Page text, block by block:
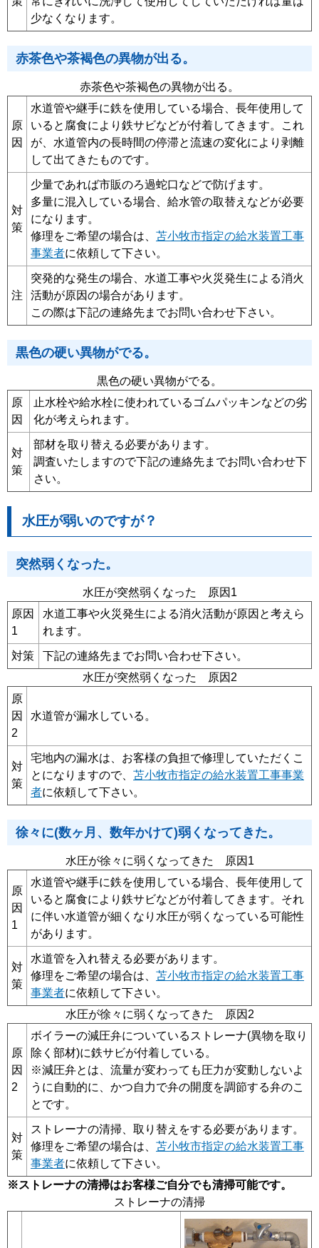
少なくなります。
赤茶色や茶褐色の異物が出る。
赤茶色や茶褐色の異物が出る。
原
因
水道管や継手に鉄を使用している場合、長年使用して
いると腐食により鉄サビなどが付着してきます。これ
が、水道管内の長時間の停滞と流速の変化により剥離
して出てきたものです。
対
策
少量であれば市販のろ過蛇口などで防げます。
多量に混入している場合、給水管の取替えなどが必要
になります。
修理をご希望の場合は、 苫小牧市指定の給水装置工事
事業者に依頼して下さい。
注
突発的な発生の場合、水道工事や火災発生による消火
活動が原因の場合があります。
この際は下記の連絡先までお問い合わせ下さい。
黒色の硬い異物がでる。
黒色の硬い異物がでる。
原
因
止水栓や給水栓に使われているゴムパッキンなどの劣
化が考えられます。
対
策
部材を取り替える必要があります。
調査いたしますので下記の連絡先までお問い合わせ下
さい。
水圧が弱いのですが？
突然弱くなった。
水圧が突然弱くなった 原因1
原因
1
水道工事や火災発生による消火活動が原因と考えら
れます。
対策
下記の連絡先までお問い合わせ下さい。
水圧が突然弱くなった 原因2
原
因
2
水道管が漏水している。
対
策
宅地内の漏水は、お客様の負担で修理していただくこ
とになりますので、 苫小牧市指定の給水装置工事事業
者に依頼して下さい。
徐々に(数ヶ月、数年かけて)弱くなってきた。
水圧が徐々に弱くなってきた 原因1
原
因
1
水道管や継手に鉄を使用している場合、長年使用して
いると腐食により鉄サビなどが付着してきます。それ
に伴い水道管が細くなり水圧が弱くなっている可能性
があります。
対
策
水道管を入れ替える必要があります。
修理をご希望の場合は、 苫小牧市指定の給水装置工事
事業者に依頼して下さい。
水圧が徐々に弱くなってきた 原因2
原
因
2
ボイラーの減圧弁についているストレーナ(異物を取り
除く部材)に鉄サビが付着している。
※減圧弁とは、流量が変わっても圧力が変動しないよ
うに自動的に、かつ自力で弁の開度を調節する弁のこ
とです。
対
策
ストレーナの清掃、取り替えをする必要があります。
修理をご希望の場合は、 苫小牧市指定の給水装置工事
事業者に依頼して下さい。
※ストレーナの清掃はお客様ご自分でも清掃可能です。
ストレーナの清掃